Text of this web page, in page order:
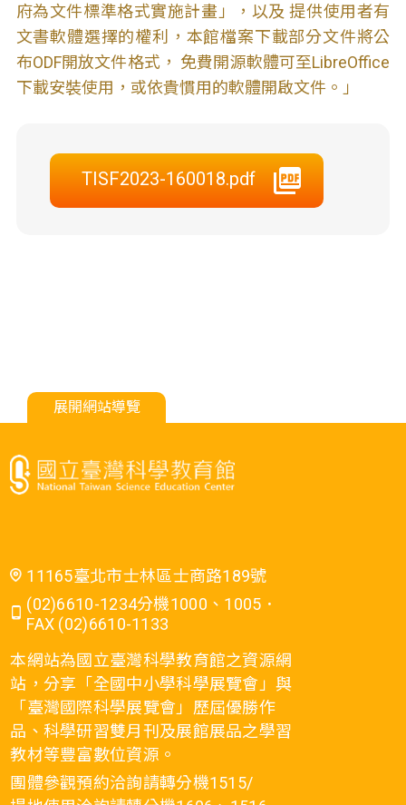
府為文件標準格式實施計畫」，以及 提供使用者有
文書軟體選擇的權利，本館檔案下載部分文件將公
布ODF開放文件格式， 免費開源軟體可至LibreOffice
下載安裝使用，或依貴慣用的軟體開啟文件。」
TISF2023-160018.pdf
展開網站導覽
11165臺北市士林區士商路189號
(02)6610-1234分機1000、1005．
FAX (02)6610-1133
本網站為國立臺灣科學教育館之資源網
站，分享「全國中小學科學展覽會」與
「臺灣國際科學展覽會」歷屆優勝作
品、科學研習雙月刊及展館展品之學習
教材等豐富數位資源。
團體參觀預約洽詢請轉分機1515/